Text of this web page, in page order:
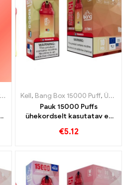
Ühekordsed e-sigaretid Slovakkia
Ühekordsed e-sigaretid
Kell, Bang Box 15000 Puff, Ühekordsed e-sigaretid Rootsi
Pauk 15000 Puffs
ühekordselt kasutatav e-
seguneb värskendava
€5.12